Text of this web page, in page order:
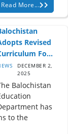
Read More...
Revised
Fo...
DECEMBER 2,
2025
Balochistan
has
to the